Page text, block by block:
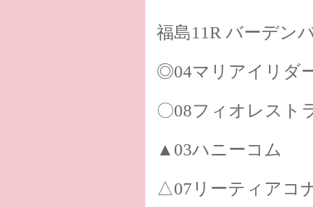
福島11R バーデン
◎04マリアイリダ
〇08フィオレスト
▲03ハニーコム
△07リーティアコ